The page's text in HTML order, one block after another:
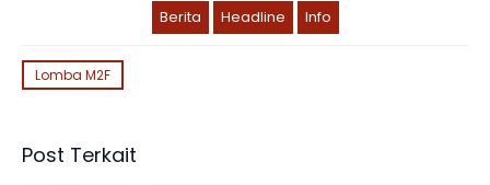
Berita Headline Info
Lomba M2F
Post Terkait